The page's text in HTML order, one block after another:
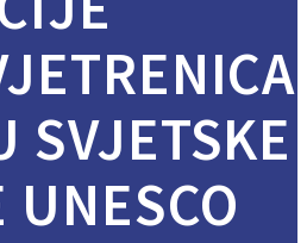
SVJETSKE
UNESCO